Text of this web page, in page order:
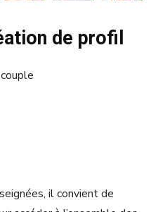
de profil
il convient de